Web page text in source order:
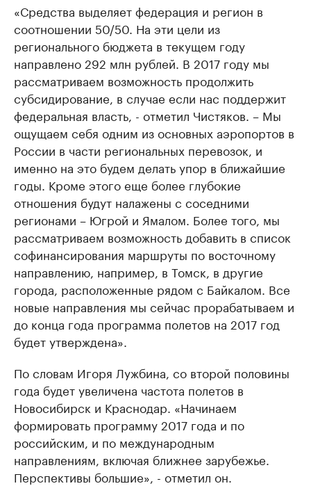
«Средства выделяет федерация и регион в
соотношении 50/50. На эти цели из
регионального бюджета в текущем году
направлено 292 млн рублей. В 2017 году мы
рассматриваем возможность продолжить
субсидирование, в случае если нас поддержит
федеральная власть, - отметил Чистяков. – Мы
ощущаем себя одним из основных аэропортов в
России в части региональных перевозок, и
именно на это будем делать упор в ближайшие
годы. Кроме этого еще более глубокие
отношения будут налажены с соседними
регионами – Югрой и Ямалом. Более того, мы
рассматриваем возможность добавить в список
софинансирования маршруты по восточному
направлению, например, в Томск, в другие
города, расположенные рядом с Байкалом. Все
новые направления мы сейчас прорабатываем и
до конца года программа полетов на 2017 год
будет утверждена».
По словам Игоря Лужбина, со второй половины
года будет увеличена частота полетов в
Новосибирск и Краснодар. «Начинаем
формировать программу 2017 года и по
российским, и по международным
направлениям, включая ближнее зарубежье.
Перспективы большие», - отметил он.